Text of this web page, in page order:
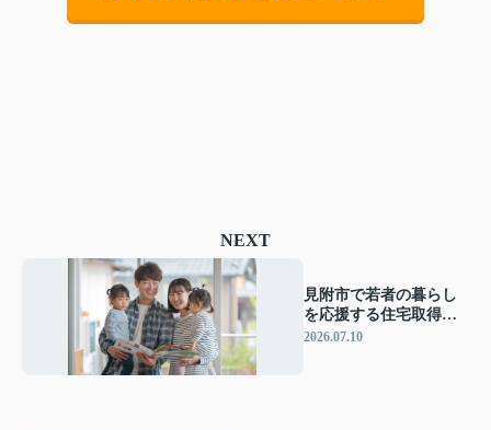
NEXT
見附市で若者の暮らし
を応援する住宅取得支
援！子育て世帯の移住
2026.07.10